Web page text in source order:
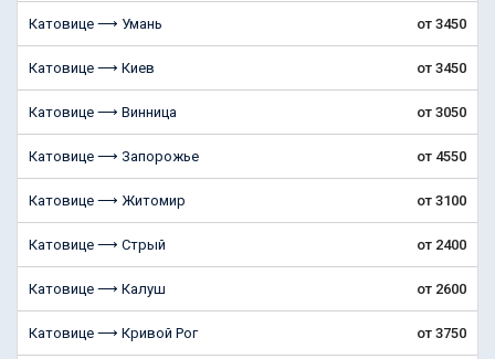
Катовице ⟶ Умань от 3450
Катовице ⟶ Киев от 3450
Катовице ⟶ Винница от 3050
Катовице ⟶ Запорожье от 4550
Катовице ⟶ Житомир от 3100
Катовице ⟶ Стрый от 2400
Катовице ⟶ Калуш от 2600
Катовице ⟶ Кривой Рог от 3750